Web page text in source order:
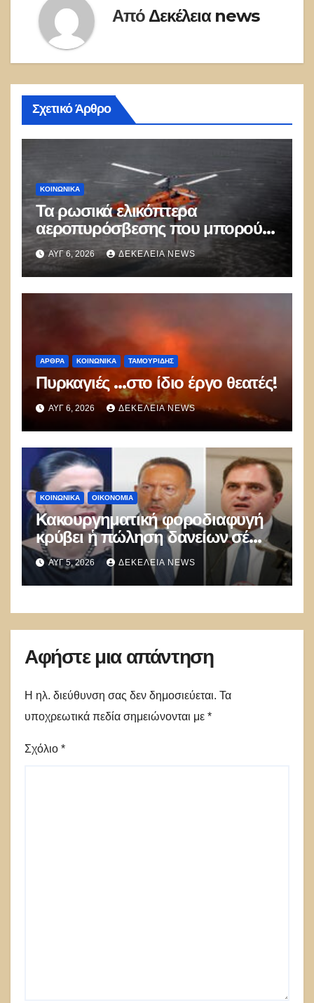
Από Δεκέλεια news
Σχετικό Άρθρο
ΚΟΙΝΩΝΙΚΑ
Τα ρωσικά ελικόπτερα
αεροπυρόσβεσης που μπορούν
να ρίχνουν 5 τόνους νερού με 8
μποφόρ
ΑΥΓ 6, 2026 ΔΕΚΈΛΕΙΑ NEWS
ΑΡΘΡΑ ΚΟΙΝΩΝΙΚΑ ΤΑΜΟΥΡΊΔΗΣ
Πυρκαγιές …στο ίδιο έργο θεατές!
ΑΥΓ 6, 2026 ΔΕΚΈΛΕΙΑ NEWS
ΚΟΙΝΩΝΙΚΑ ΟΙΚΟΝΟΜΙΑ
Κακουργηματική φοροδιαφυγή
κρύβει ἡ πώληση δανείων σέ
funds
ΑΥΓ 5, 2026 ΔΕΚΈΛΕΙΑ NEWS
Αφήστε μια απάντηση
Η ηλ. διεύθυνση σας δεν δημοσιεύεται. Τα
υποχρεωτικά πεδία σημειώνονται με *
Σχόλιο *